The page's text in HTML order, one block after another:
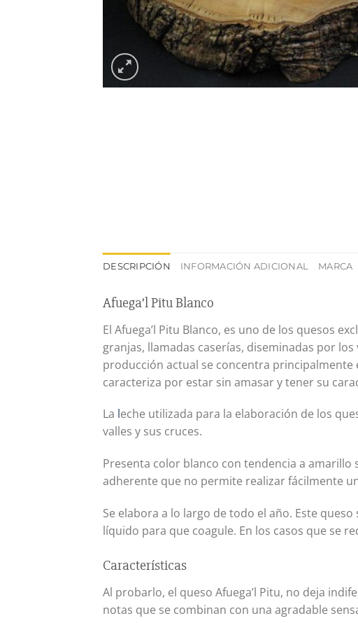
DESCRIPCIÓN INFORMACIÓN ADICIONAL MARCA
Afuega’l Pitu Blanco
El Afuega’l Pitu Blanco, es uno de los quesos
granjas, llamadas caserías, diseminadas por
producción actual se concentra principalmente
caracteriza por estar sin amasar y tener su
La leche utilizada para la elaboración de los
valles y sus cruces.
Presenta color blanco con tendencia a
adherente que no permite realizar fácilmente
Se elabora a lo largo de todo el año. Este
líquido para que coagule. En los casos que se
Características
Al probarlo, el queso Afuega’l Pitu, no deja
notas que se combinan con una agradable